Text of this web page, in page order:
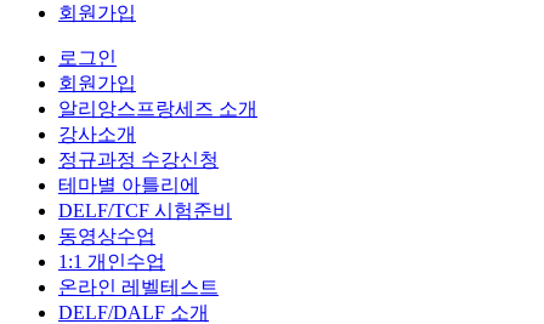
회원가입
로그인
회원가입
알리앙스프랑세즈 소개
강사소개
정규과정 수강신청
테마별 아틀리에
DELF/TCF 시험준비
동영상수업
1:1 개인수업
온라인 레벨테스트
DELF/DALF 소개